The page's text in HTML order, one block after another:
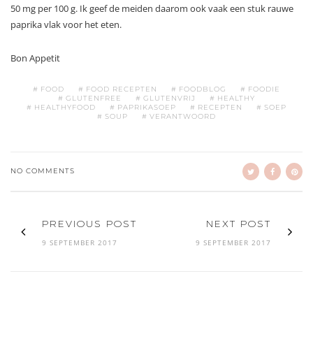
50 mg per 100 g. Ik geef de meiden daarom ook vaak een stuk rauwe
paprika vlak voor het eten.
Bon Appetit
FOOD FOOD RECEPTEN FOODBLOG
FOODIE
GLUTENFREE
GLUTENVRIJ
HEALTHY
HEALTHYFOOD
PAPRIKASOEP RECEPTEN
SOEP
SOUP
VERANTWOORD
NO COMMENTS
PREVIOUS POST
9 SEPTEMBER 2017
NEXT POST
9 SEPTEMBER 2017